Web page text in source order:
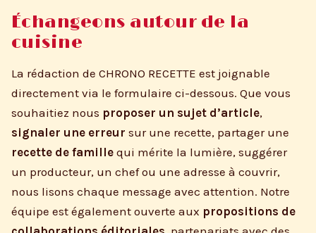
Échangeons autour de la
cuisine
La rédaction de CHRONO RECETTE est joignable
directement via le formulaire ci-dessous. Que vous
souhaitiez nous proposer un sujet d’article,
signaler une erreur sur une recette, partager une
recette de famille qui mérite la lumière, suggérer
un producteur, un chef ou une adresse à couvrir,
nous lisons chaque message avec attention. Notre
équipe est également ouverte aux propositions de